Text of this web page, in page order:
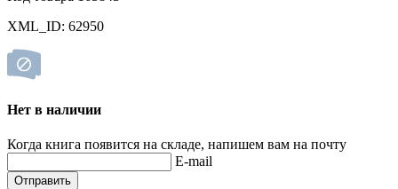
XML_ID: 62950
Нет в наличии
Когда книга появится на складе, напишем вам на почту
E-mail
Отправить